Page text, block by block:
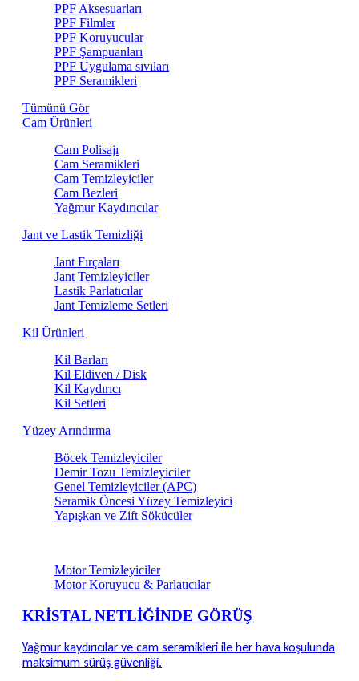
PPF Aksesuarları
PPF Filmler
PPF Koruyucular
PPF Şampuanları
PPF Uygulama sıvıları
PPF Seramikleri
Tümünü Gör
Cam Ürünleri
Cam Polisajı
Cam Seramikleri
Cam Temizleyiciler
Cam Bezleri
Yağmur Kaydırıcılar
Jant ve Lastik Temizliği
Jant Fırçaları
Jant Temizleyiciler
Lastik Parlatıcılar
Jant Temizleme Setleri
Kil Ürünleri
Kil Barları
Kil Eldiven / Disk
Kil Kaydırıcı
Kil Setleri
Yüzey Arındırma
Böcek Temizleyiciler
Demir Tozu Temizleyiciler
Genel Temizleyiciler (APC)
Seramik Öncesi Yüzey Temizleyici
Yapışkan ve Zift Sökücüler
Motor Temizleyiciler
Motor Koruyucu & Parlatıcılar
KRİSTAL NETLİĞİNDE GÖRÜŞ
Yağmur kaydırıcılar ve cam seramikleri ile her hava koşulunda
maksimum sürüş güvenliği.